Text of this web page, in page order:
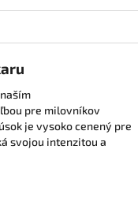
pre milovníkov
je vysoko cenený pre
svojou intenzitou a